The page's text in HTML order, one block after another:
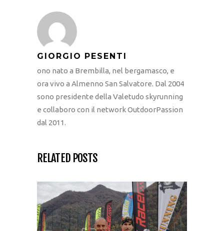
GIORGIO PESENTI
ono nato a Brembilla, nel bergamasco, e
ora vivo a Almenno San Salvatore. Dal 2004
sono presidente della Valetudo skyrunning
e collaboro con il network OutdoorPassion
dal 2011.
RELATED POSTS